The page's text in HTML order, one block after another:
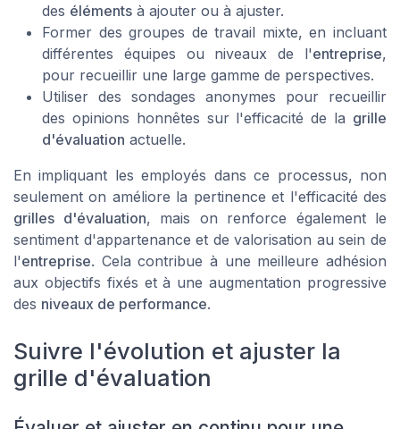
des éléments à ajouter ou à ajuster.
Former des groupes de travail mixte, en incluant
différentes équipes ou niveaux de l'entreprise,
pour recueillir une large gamme de perspectives.
Utiliser des sondages anonymes pour recueillir
des opinions honnêtes sur l'efficacité de la grille
d'évaluation actuelle.
En impliquant les employés dans ce processus, non
seulement on améliore la pertinence et l'efficacité des
grilles d'évaluation, mais on renforce également le
sentiment d'appartenance et de valorisation au sein de
l'entreprise. Cela contribue à une meilleure adhésion
aux objectifs fixés et à une augmentation progressive
des niveaux de performance.
Suivre l'évolution et ajuster la
grille d'évaluation